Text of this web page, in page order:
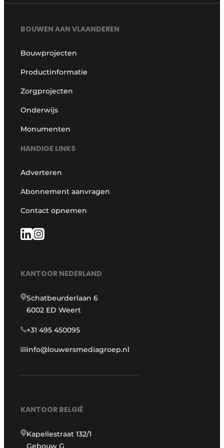
BOUWEN AAN VLAANDEREN
Bouwprojecten
Productinformatie
Zorgprojecten
Onderwijs
Monumenten
HANDIGE LINKS
Adverteren
Abonnement aanvragen
Contact opnemen
KANTOOR NEDERLAND
Schatbeurderlaan 6
6002 ED Weert
+31 495 450095
info@louwersmediagroep.nl
KANTOOR BELGIË
Kapellestraat 132/1
Gebouw G